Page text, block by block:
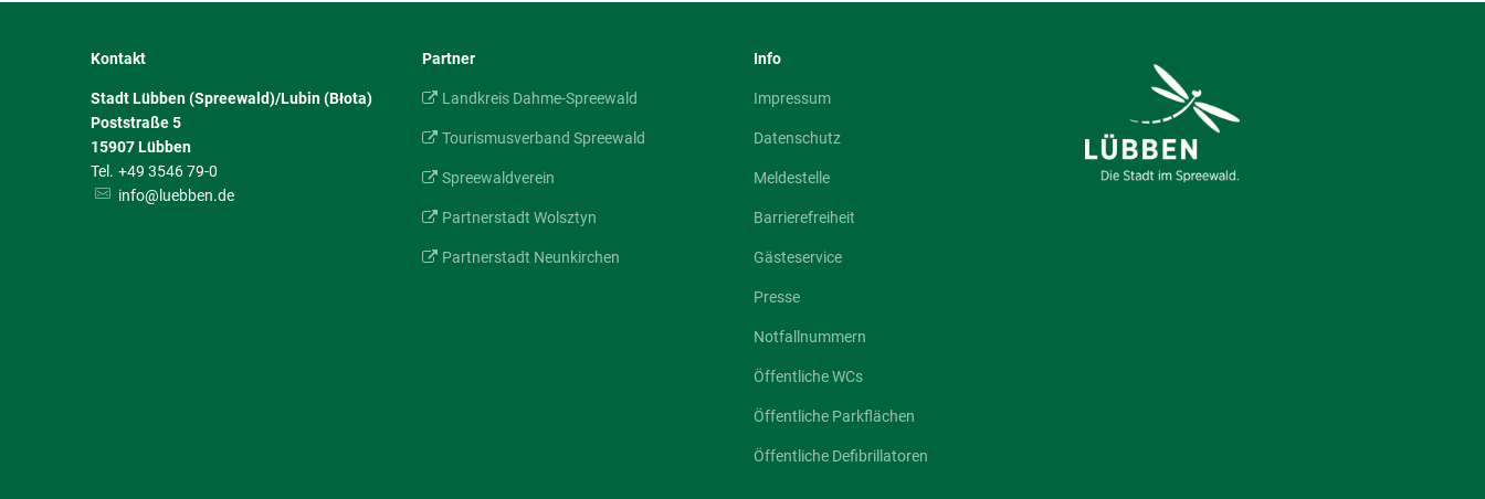
Kontakt
Stadt Lübben (Spreewald)/Lubin (Błota)
Poststraße 5
15907Lübben
+49 3546 79-0
info@luebben.de
Partner
Landkreis Dahme-Spreewald
Tourismusverband Spreewald
Spreewaldverein
Partnerstadt Wolsztyn
Partnerstadt Neunkirchen
Info
Impressum
Datenschutz
Meldestelle
Barrierefreiheit
Gästeservice
Presse
Notfallnummern
Öffentliche WCs
Öffentliche Parkflächen
Öffentliche Defibrillatoren